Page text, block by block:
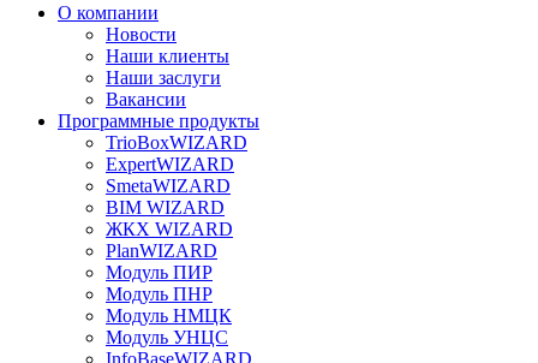
О компании
Новости
Наши клиенты
Наши заслуги
Вакансии
Программные продукты
TrioBoxWIZARD
ExpertWIZARD
SmetaWIZARD
BIM WIZARD
ЖКХ WIZARD
PlanWIZARD
Модуль ПИР
Модуль ПНР
Модуль НМЦК
Модуль УНЦС
InfoBaseWIZARD